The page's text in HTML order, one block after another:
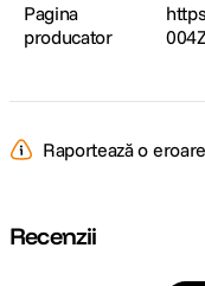
Pagina
producator
Raportează o eroare
Recenzii